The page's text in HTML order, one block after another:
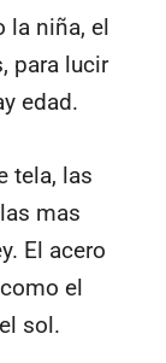
la niña, el
para lucir
edad.
tela, las
mas
El acero
el
sol.